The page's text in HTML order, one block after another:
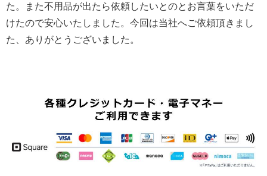
た。また不用品が出たら依頼したいとのとお言葉をいただ
けたので安心いたしました。今回は当社へご依頼頂きまし
た、ありがとうございました。